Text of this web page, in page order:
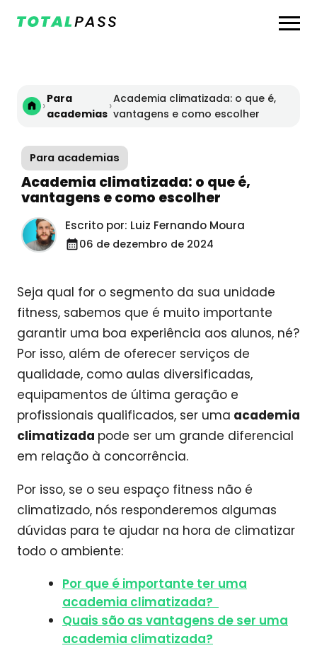
›Para
academias
›Academia climatizada: o que é,
vantagens e como escolher
Para academias
Academia climatizada: o que é,
vantagens e como escolher
Escrito por: Luiz Fernando Moura
06 de dezembro de 2024
Seja qual for o segmento da sua unidade
fitness, sabemos que é muito importante
garantir uma boa experiência aos alunos, né?
Por isso, além de oferecer serviços de
qualidade, como aulas diversificadas,
equipamentos de última geração e
profissionais qualificados, ser uma academia
climatizada pode ser um grande diferencial
em relação à concorrência.
Por isso, se o seu espaço fitness não é
climatizado, nós responderemos algumas
dúvidas para te ajudar na hora de climatizar
todo o ambiente:
Por que é importante ter uma
academia climatizada?
Quais são as vantagens de ser uma
academia climatizada?